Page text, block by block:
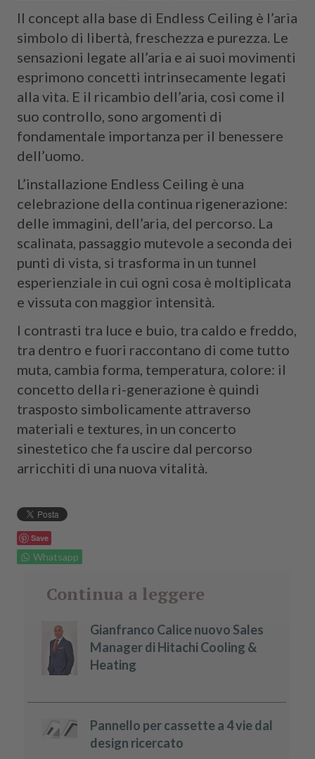
Il concept alla base di Endless Ceiling è l’aria
simbolo di libertà, freschezza e purezza. Le
sensazioni legate all’aria e ai suoi movimenti
esprimono concetti intrinsecamente legati
alla vita. E il ricambio dell’aria, così come il
suo controllo, sono argomenti di
fondamentale importanza per il benessere
dell’uomo.
L’installazione Endless Ceiling è una
celebrazione della continua rigenerazione:
delle immagini, dell’aria, del percorso. La
scalinata, passaggio mutevole a seconda dei
punti di vista, si trasforma in un tunnel
esperienziale in cui ogni cosa è moltiplicata
e vissuta con maggior intensità.
I contrasti tra luce e buio, tra caldo e freddo,
tra dentro e fuori raccontano di come tutto
muta, cambia forma, temperatura, colore: il
concetto della ri-generazione è quindi
trasposto simbolicamente attraverso
materiali e textures, in un concerto
sinestetico che fa uscire dal percorso
arricchiti di una nuova vitalità.
Save
Whatsapp
Continua a leggere
Gianfranco Calice nuovo Sales
Manager di Hitachi Cooling &
Heating
Pannello per cassette a 4 vie dal
design ricercato